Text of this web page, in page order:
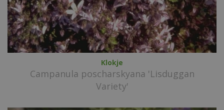
Klokje
Campanula poscharskyana 'Lisduggan
Variety'